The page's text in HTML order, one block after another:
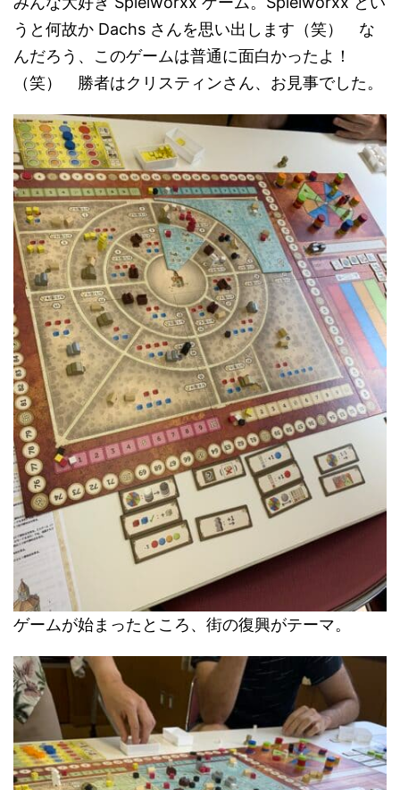
うと何故か Dachs さんを思い出します（笑） な
んだろう、このゲームは普通に面白かったよ！
（笑） 勝者はクリスティンさん、お見事でした。
ゲームが始まったところ、街の復興がテーマ。